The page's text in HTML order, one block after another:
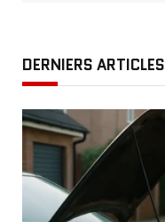
DERNIERS ARTICLES